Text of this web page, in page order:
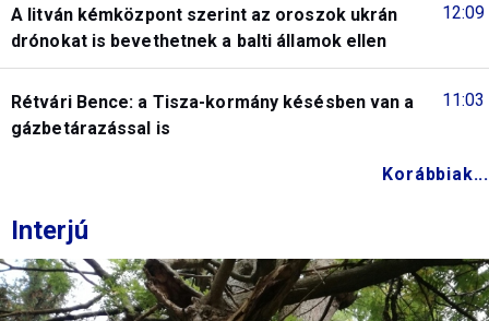
12:09
A litván kémközpont szerint az oroszok ukrán
drónokat is bevethetnek a balti államok ellen
11:03
Rétvári Bence: a Tisza-kormány késésben van a
gázbetárazással is
Korábbiak...
Interjú